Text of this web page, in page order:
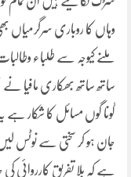
وہاں کا روباری سرگرمیاں
ملنے کیوجہ سے طلباء
ساتھ ساتھ بھکاری مافیا نے
گونا گوں مسائل کا شکار ہے
جان ہو کر سختی سے نوٹس
ہے کہ بلا تفریق کارروائی